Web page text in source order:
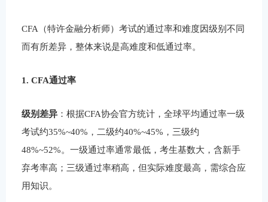
CFA（特许金融分析师）考试的通过率和难度因级别不同
而有所差异，整体来说是高难度和低通过率。
1. CFA通过率
级别差异 ：根据CFA协会官方统计，全球平均通过率一级
考试约35%~40%，二级约40%~45%，三级约
48%~52%。一级通过率通常最低，考生基数大，含新手
弃考率高；三级通过率稍高，但实际难度最高，需综合应
用知识。